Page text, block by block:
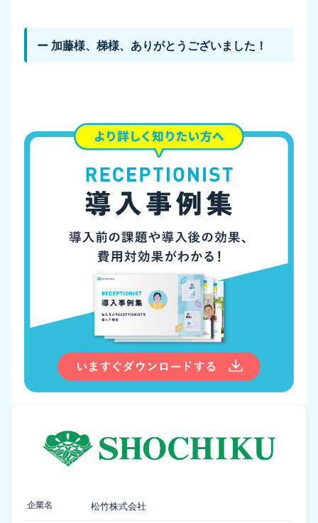
ー 加藤様、梯様、ありがとうございました！
企業名 松竹株式会社